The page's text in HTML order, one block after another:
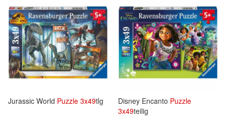
Jurassic World Puzzle 3x49tlg Disney Encanto Puzzle
3x49teilig